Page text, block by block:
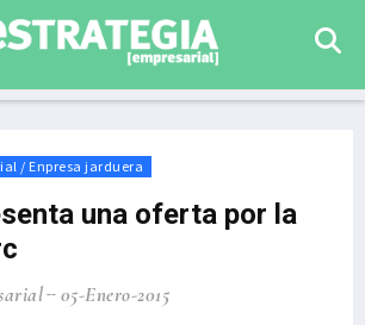
/ Enpresa jarduera
una oferta por la
05-Enero-2015